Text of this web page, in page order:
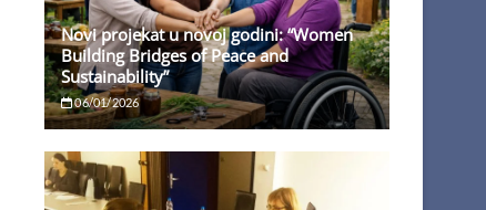
Novi projekat u novoj godini: “Women
Building Bridges of Peace and
Sustainability”
06/01/2026